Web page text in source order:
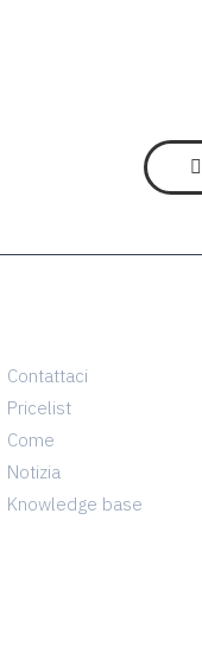
Contattaci
Pricelist
Come
Notizia
Knowledge base